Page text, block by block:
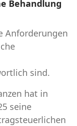
Behandlung
Anforderungen
sind.
hat in
seine